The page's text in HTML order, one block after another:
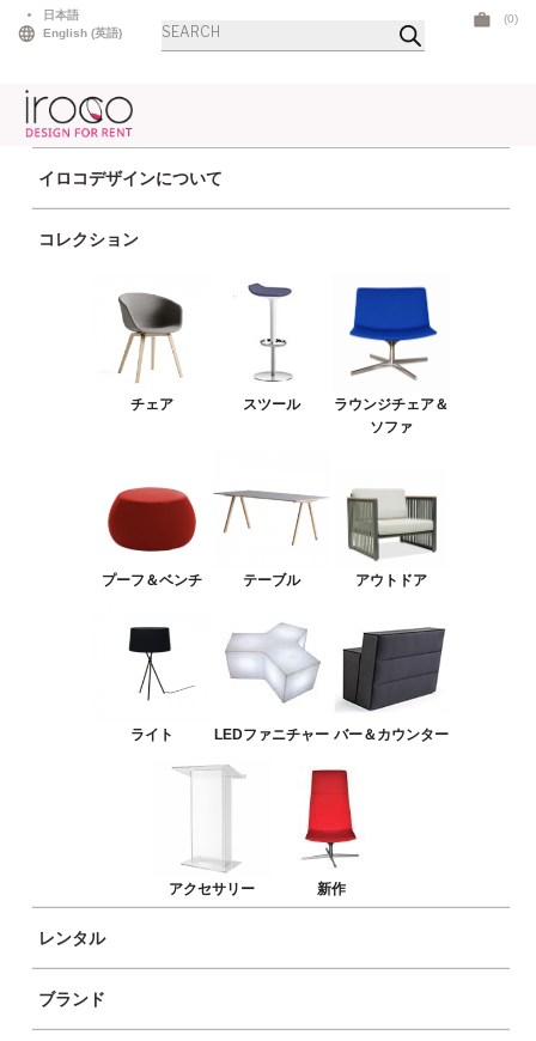
日本語
English (英語)
Products
search
(0)
イロコデザインについて
コレクション
チェア スツール
ラウンジチェア＆
ソファ
プーフ＆ベンチ テーブル アウトドア
ライト LEDファニチャー バー＆カウンター
アクセサリー 新作
レンタル
ブランド
ワイトマーブル
ラウンジチェア＆ソファ
LEDファニチャー
バー＆カウンター
商品イメージ